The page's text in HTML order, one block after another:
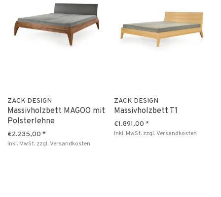
ZACK DESIGN
Massivholzbett MAGOO mit
Polsterlehne
€2.235,00 *
Inkl. MwSt. zzgl.Versandkosten
ZACK DESIGN
Massivholzbett T1
€1.891,00 *
Inkl. MwSt. zzgl.Versandkosten